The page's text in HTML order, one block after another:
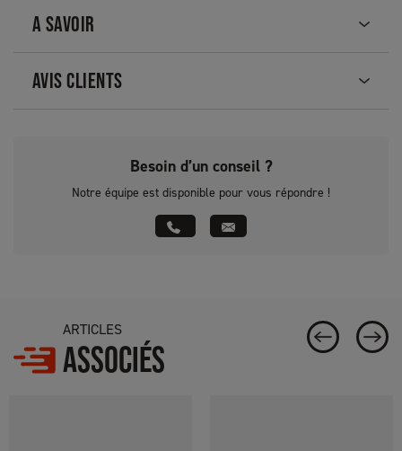
A SAVOIR
AVIS CLIENTS
Besoin d’un conseil ?
Notre équipe est disponible pour vous répondre !
ARTICLES
ASSOCIÉS